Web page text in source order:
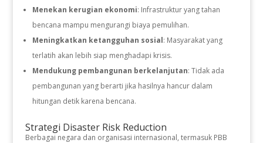
Menekan kerugian ekonomi: Infrastruktur yang tahan
bencana mampu mengurangi biaya pemulihan.
Meningkatkan ketangguhan sosial: Masyarakat yang
terlatih akan lebih siap menghadapi krisis.
Mendukung pembangunan berkelanjutan: Tidak ada
pembangunan yang berarti jika hasilnya hancur dalam
hitungan detik karena bencana.
Strategi Disaster Risk Reduction
Berbagai negara dan organisasi internasional, termasuk PBB